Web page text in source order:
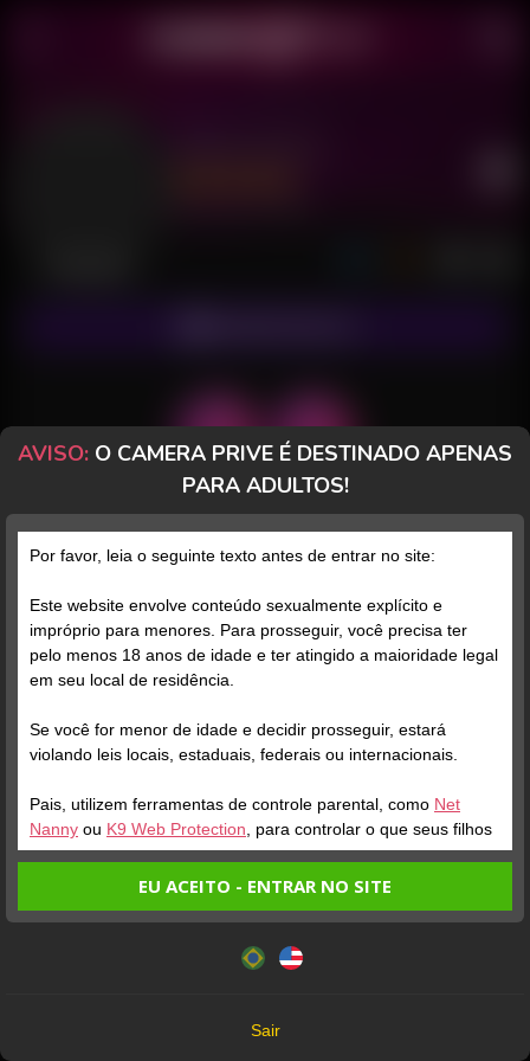
POSTS FANCLUB PAGOS AVALIAÇÕES
Posts (8) Fotos (7) Vídeos
Grátis
Verifique sua conta Verifique sua conta
1
Este website utiliza cookies e tecnologias semelhantes de
Política de Privacidade
você concorda com estes termos.
AVISO: O CAMERA PRIVE É DESTINADO APENAS
PARA ADULTOS!
Por favor, leia o seguinte texto antes de entrar no site:
Este website envolve conteúdo sexualmente explícito e
impróprio para menores. Para prosseguir, você precisa ter
pelo menos 18 anos de idade e ter atingido a maioridade legal
em seu local de residência.
Se você for menor de idade e decidir prosseguir, estará
violando leis locais, estaduais, federais ou internacionais.
Pais, utilizem ferramentas de controle parental, como Net
Nanny ou K9 Web Protection, para controlar o que seus filhos
veem.
fatos:
Tenho ao menos 18 anos de idade e sou maior de idade
EU ACEITO - ENTRAR NO SITE
Sair